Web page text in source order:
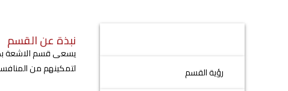
رؤية القسم
نبذة عن القسم
يسعى قسم الاشعة
لتمكينهم من